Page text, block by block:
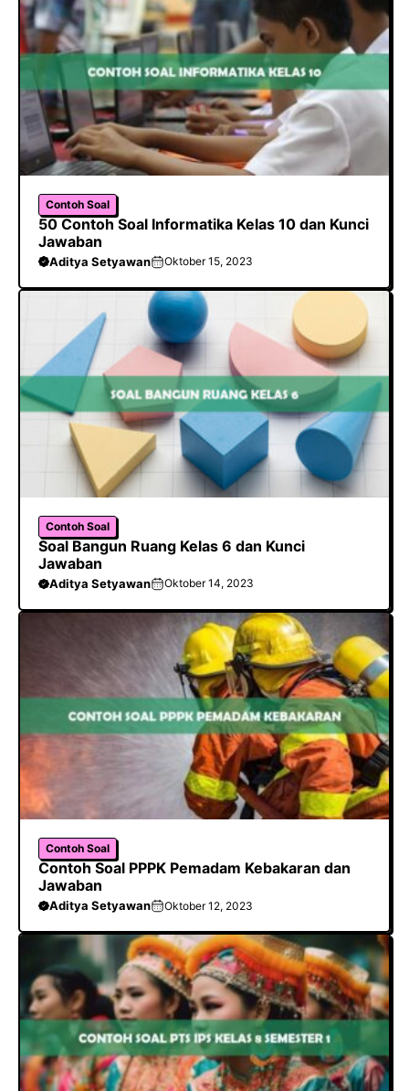
k p
Contoh Soal
50 Contoh Soal Informatika Kelas 10 dan Kunci
Jawaban
Aditya Setyawan Oktober 15, 2023
Contoh Soal
Soal Bangun Ruang Kelas 6 dan Kunci
Jawaban
Aditya Setyawan Oktober 14, 2023
Contoh Soal
Contoh Soal PPPK Pemadam Kebakaran dan
Jawaban
Aditya Setyawan Oktober 12, 2023